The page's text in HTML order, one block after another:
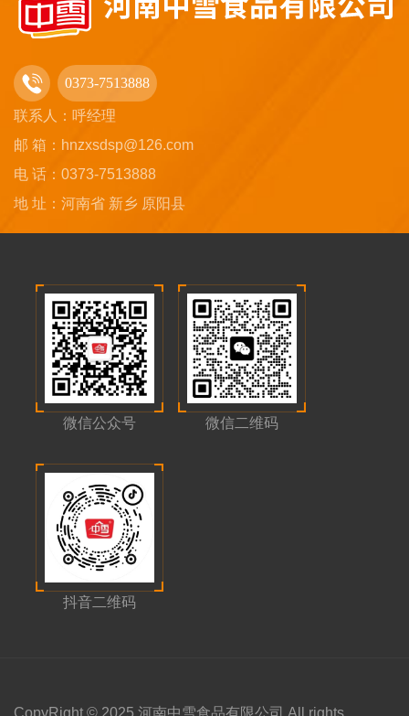
0373-7513888
联系人：呼经理
邮 箱：hnzxsdsp@126.com
电 话：0373-7513888
地 址：河南省 新乡 原阳县
微信公众号 微信二维码
抖音二维码